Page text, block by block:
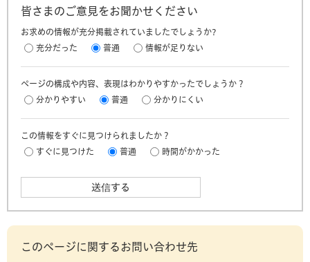
皆さまのご意見をお聞かせください
お求めの情報が充分掲載されていましたでしょうか?
充分だった
普通 情報が足りない
ページの構成や内容、表現はわかりやすかったでしょうか？
分かりやすい
普通 分かりにくい
この情報をすぐに見つけられましたか？
すぐに見つけた
普通 時間がかかった
このページに関するお問い合わせ先